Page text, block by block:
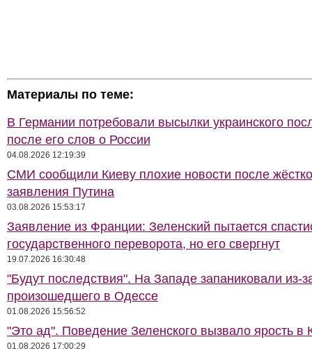
Материалы по теме:
В Германии потребовали высылки украинского
после его слов о России
04.08.2026 12:19:39
СМИ сообщили Киеву плохие новости после
заявления Путина
03.08.2026 15:53:17
Заявление из Франции: Зеленский пытается
государственного переворота, но его свергнут
19.07.2026 16:30:48
"Будут последствия". На Западе запаниковали из-
произошедшего в Одессе
01.08.2026 15:56:52
"Это ад". Поведение Зеленского вызвало ярость в
01.08.2026 17:00:29